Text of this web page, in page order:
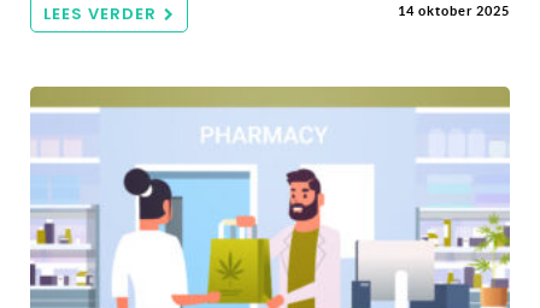
LEES VERDER 14 oktober 2025